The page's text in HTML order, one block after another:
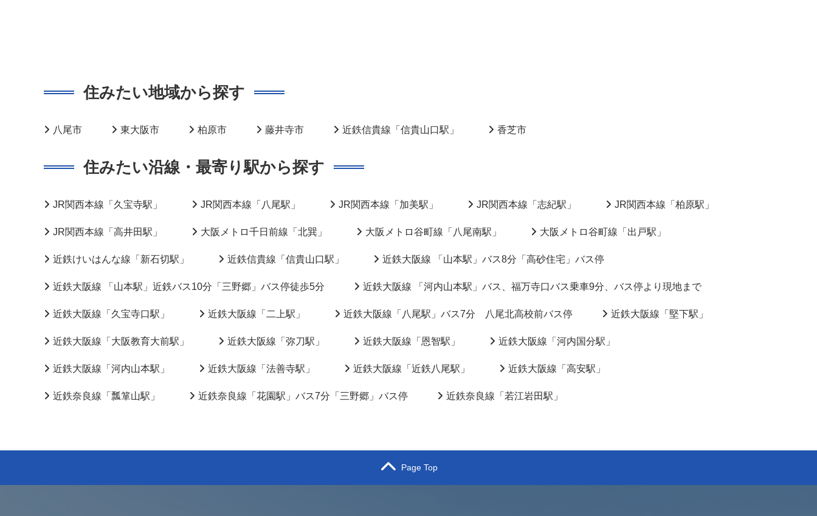
住みたい地域から探す
八尾市 東大阪市 柏原市 藤井寺市 近鉄信貴線「信貴山口駅」 香芝市
住みたい沿線・最寄り駅から探す
JR関西本線「久宝寺駅」 JR関西本線「八尾駅」 JR関西本線「加美駅」 JR関西本線「志紀駅」 JR関西本線「柏原駅」
JR関西本線「高井田駅」 大阪メトロ千日前線「北巽」 大阪メトロ谷町線「八尾南駅」 大阪メトロ谷町線「出戸駅」
近鉄けいはんな線「新石切駅」 近鉄信貴線「信貴山口駅」 近鉄大阪線 「山本駅」バス8分「高砂住宅」バス停
近鉄大阪線 「山本駅」近鉄バス10分「三野郷」バス停徒歩5分 近鉄大阪線 「河内山本駅」バス、福万寺口バス乗車9分、バス停より現地まで
近鉄大阪線「久宝寺口駅」 近鉄大阪線「二上駅」 近鉄大阪線「八尾駅」バス7分 八尾北高校前バス停 近鉄大阪線「堅下駅」
近鉄大阪線「大阪教育大前駅」 近鉄大阪線「弥刀駅」 近鉄大阪線「恩智駅」 近鉄大阪線「河内国分駅」
近鉄大阪線「河内山本駅」 近鉄大阪線「法善寺駅」 近鉄大阪線「近鉄八尾駅」 近鉄大阪線「高安駅」
近鉄奈良線「瓢箪山駅」 近鉄奈良線「花園駅」バス7分「三野郷」バス停 近鉄奈良線「若江岩田駅」
Page Top